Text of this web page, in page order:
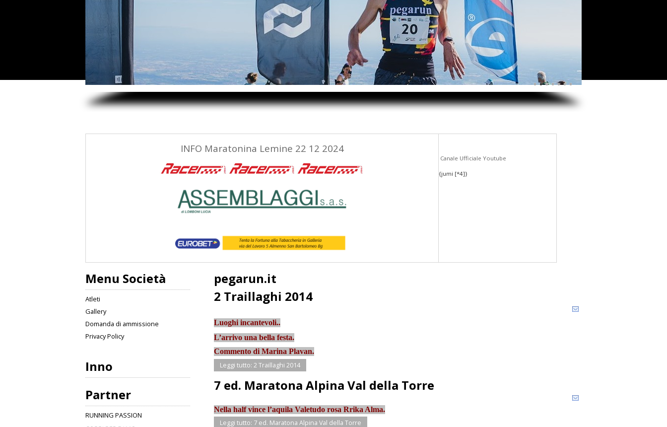
•••••••
INFO Maratonina Lemine 22 12 2024
Canale Ufficiale Youtube
{jumi [*4]}
Menu Società
Atleti
Gallery
Domanda di ammissione
Privacy Policy
Inno
Partner
RUNNING PASSION
pegarun.it
2 Traillaghi 2014
Luoghi incantevoli..
L’arrivo una bella festa.
Commento di Marina Plavan.
Leggi tutto: 2 Traillaghi 2014
7 ed. Maratona Alpina Val della Torre
Nella half vince l’aquila Valetudo rosa Rrika Alma.
Leggi tutto: 7 ed. Maratona Alpina Val della Torre